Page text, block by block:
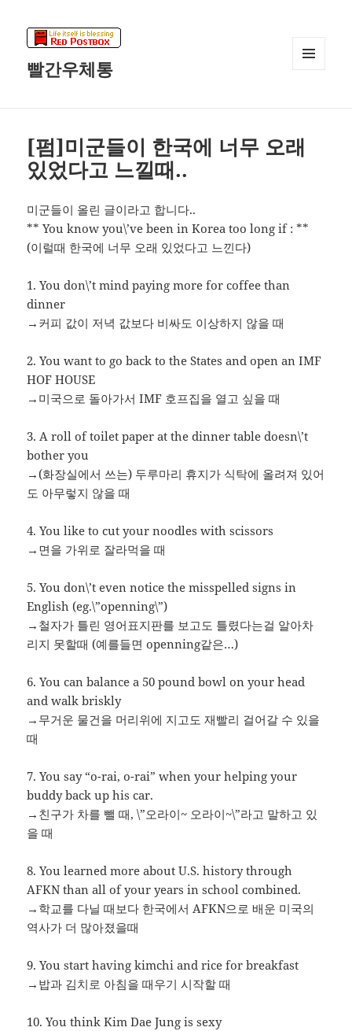
빨간우체통
[펌]미군들이 한국에 너무 오래
있었다고 느낄때..
미군들이 올린 글이라고 합니다..
** You know you\’ve been in Korea too long if : **
(이럴때 한국에 너무 오래 있었다고 느낀다)
1. You don\’t mind paying more for coffee than
dinner
→커피 값이 저녁 값보다 비싸도 이상하지 않을 때
2. You want to go back to the States and open an IMF
HOF HOUSE
→미국으로 돌아가서 IMF 호프집을 열고 싶을 때
3. A roll of toilet paper at the dinner table doesn\’t
bother you
→(화장실에서 쓰는) 두루마리 휴지가 식탁에 올려져 있어
도 아무렇지 않을 때
4. You like to cut your noodles with scissors
→면을 가위로 잘라먹을 때
5. You don\’t even notice the misspelled signs in
English (eg.\”openning\”)
→철자가 틀린 영어표지판를 보고도 틀렸다는걸 알아차
리지 못할때 (예를들면 openning같은…)
6. You can balance a 50 pound bowl on your head
and walk briskly
→무거운 물건을 머리위에 지고도 재빨리 걸어갈 수 있을
때
7. You say “o-rai, o-rai” when your helping your
buddy back up his car.
→친구가 차를 뺄 때, \”오라이~ 오라이~\”라고 말하고 있
을 때
8. You learned more about U.S. history through
AFKN than all of your years in school combined.
→학교를 다닐 때보다 한국에서 AFKN으로 배운 미국의
역사가 더 많아졌을때
9. You start having kimchi and rice for breakfast
→밥과 김치로 아침을 때우기 시작할 때
10. You think Kim Dae Jung is sexy